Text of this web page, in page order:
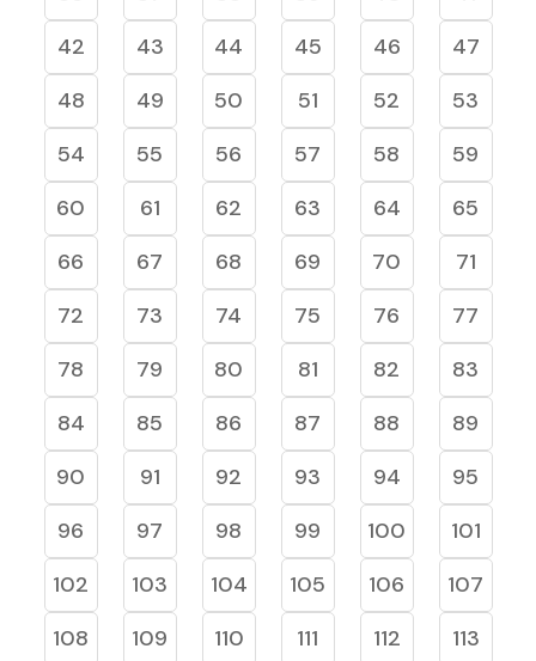
42
43 44 45 46
47
48
49 50 51 52
53
54
55 56 57 58
59
60
61 62 63 64
65
66
67 68 69 70
71
72
73 74 75 76
77
78
79 80 81 82
83
84
85 86 87 88
89
90
91 92 93 94
95
96
97 98 99 100
101
102
103 104 105 106
107
108
109 110 111 112
113